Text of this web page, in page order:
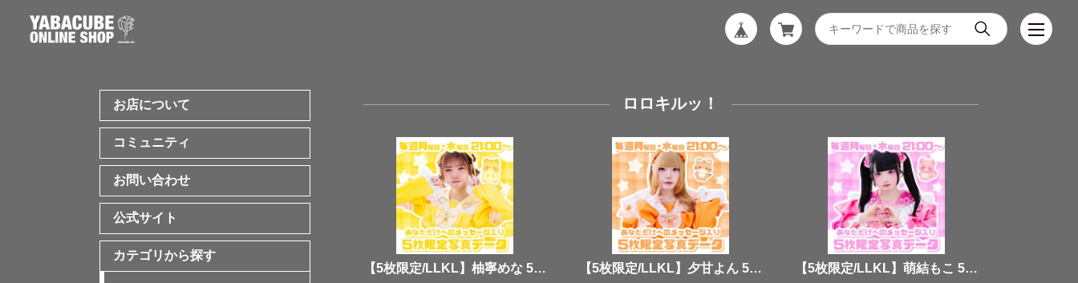
お店について
コミュニティ
お問い合わせ
公式サイト
カテゴリから探す
ロロキルッ！
【5枚限定/LLKL】柚寧めな 5枚限定メッセージ落書き写真データ【¥2,000】 【5枚限定/LLKL】夕甘よん 5枚限定メッセージ落書き写真データ【¥2,000】 【5枚限定/LLKL】萌結もこ 5枚限定メッセージ落書き写真データ【¥2,000】